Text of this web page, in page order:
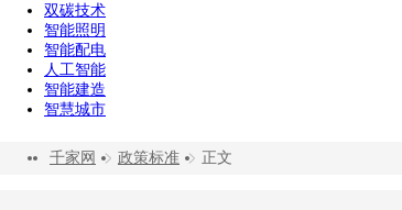
双碳技术
智能照明
智能配电
人工智能
智能建造
智慧城市
千家网 政策标准 正文